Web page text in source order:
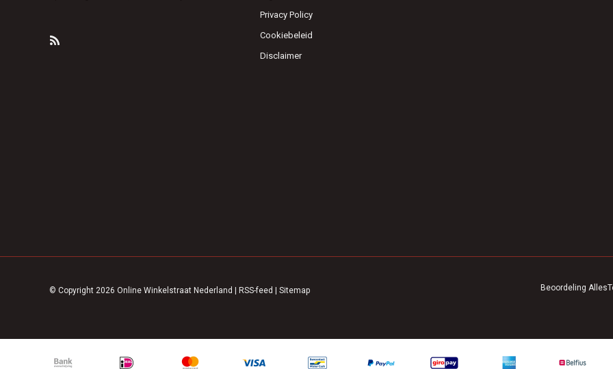
Privacy Policy
Cookiebeleid
Disclaimer
© Copyright 2026 Online Winkelstraat Nederland RSS-feed Sitemap Beoordeling